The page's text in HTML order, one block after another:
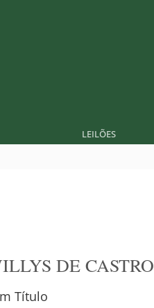
LEILÕES
DE CASTRO
Título